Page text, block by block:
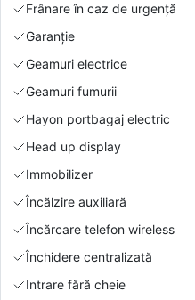
Frânare în caz de urgență
Garanție
Geamuri electrice
Geamuri fumurii
Hayon portbagaj electric
Head up display
Immobilizer
Încălzire auxiliară
Încărcare telefon wireless
Închidere centralizată
Intrare fără cheie